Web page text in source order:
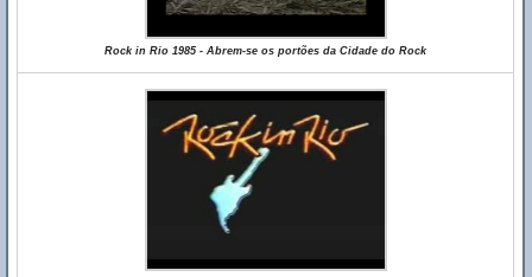
Rock in Rio 1985 - Abrem-se os portões da Cidade do Rock